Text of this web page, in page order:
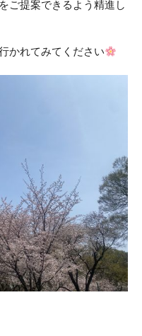
ご提案できるよう精進し
かれてみてください